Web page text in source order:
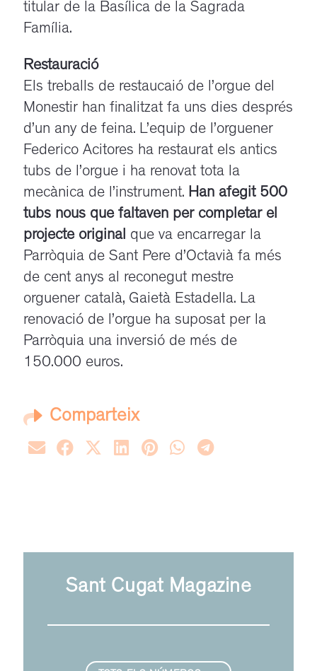
titular de la Basílica de la Sagrada
Família.
Restauració
Els treballs de restaucaió de l’orgue del
Monestir han finalitzat fa uns dies després
d’un any de feina. L’equip de l’orguener
Federico Acitores ha restaurat els antics
tubs de l’orgue i ha renovat tota la
mecànica de l’instrument. Han afegit 500
tubs nous que faltaven per completar el
projecte original que va encarregar la
Parròquia de Sant Pere d’Octavià fa més
de cent anys al reconegut mestre
orguener català, Gaietà Estadella. La
renovació de l’orgue ha suposat per la
Parròquia una inversió de més de
150.000 euros.
Comparteix
Sant Cugat Magazine